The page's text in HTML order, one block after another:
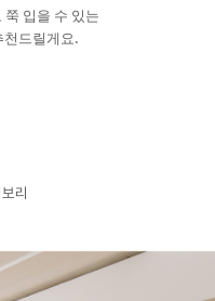
입을 수 있는
천드릴게요.
리